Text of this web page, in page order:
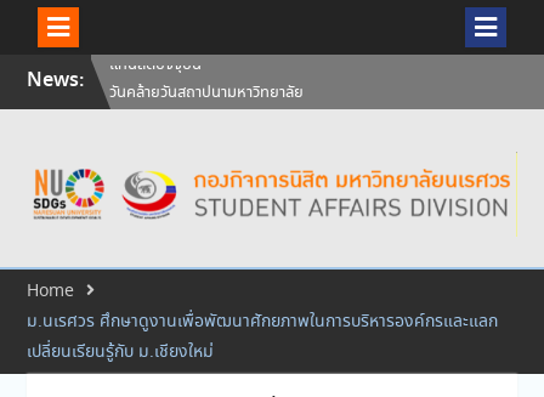
SkipNews:
วันคล้ายวันสถาปนามหาวิทยาลัย
นเรศวร ครบรอบ 36 ปี 29
สัมภาษณ์นิสิตเพื่อพิจารณาเข้ารับ
ทุนการศึกษามหาวิทยาลัยนเรศวร
ประจำปีการศึกษา 256
แก่นิสิตปัจจุบัน
Home
ม.นเรศวร ศึกษาดูงานเพื่อพัฒนาศักยภาพในการบริหารองค์กรและแลก
เปลี่ยนเรียนรู้กับ ม.เชียงใหม่